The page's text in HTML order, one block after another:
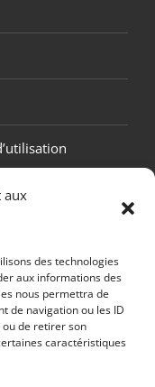
aux
des technologies
aux informations des
nous permettra de
de navigation ou les ID
ou de retirer son
caractéristiques